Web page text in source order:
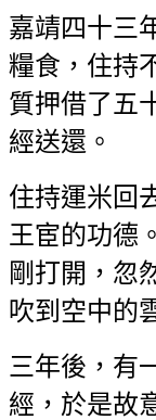
嘉靖四十三
糧食，住持
質押借了五
經送還。
住持運米回
王宦的功德
剛打開，忽
吹到空中的
三年後，有
經，於是故